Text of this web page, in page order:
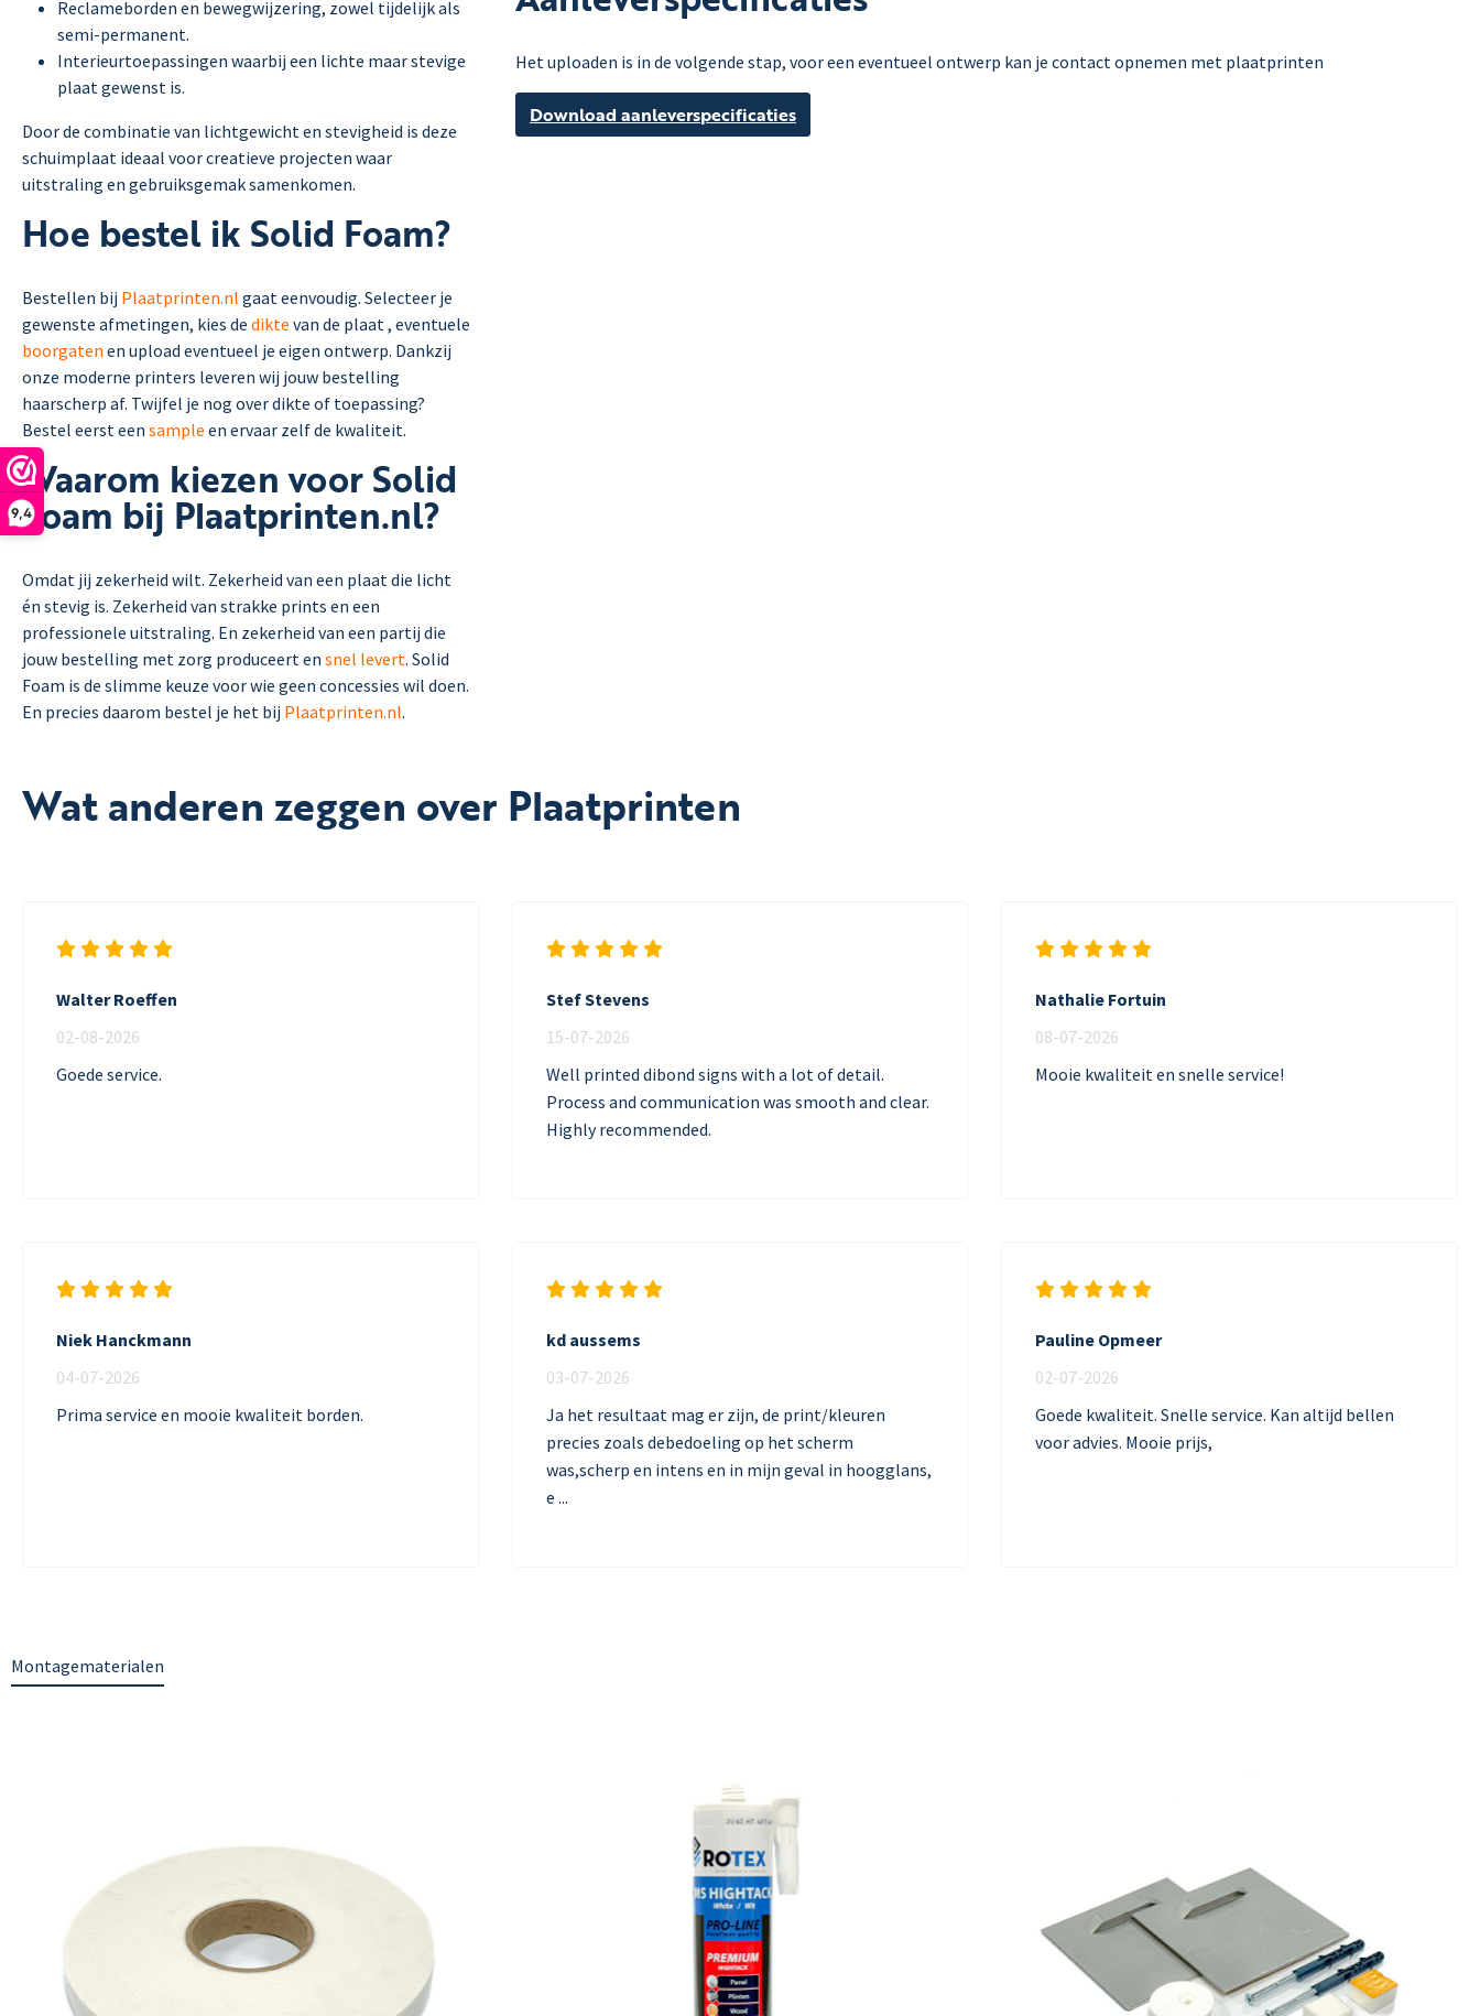
9,4
Reclameborden en bewegwijzering, zowel tijdelijk als
semi-permanent.
Interieurtoepassingen waarbij een lichte maar stevige
plaat gewenst is.
Door de combinatie van lichtgewicht en stevigheid is deze
schuimplaat ideaal voor creatieve projecten waar
uitstraling en gebruiksgemak samenkomen.
Hoe bestel ik Solid Foam?
Bestellen bij Plaatprinten.nl gaat eenvoudig. Selecteer je
gewenste afmetingen, kies de dikte van de plaat , eventuele
boorgaten en upload eventueel je eigen ontwerp. Dankzij
onze moderne printers leveren wij jouw bestelling
haarscherp af. Twijfel je nog over dikte of toepassing?
Bestel eerst een sample en ervaar zelf de kwaliteit.
Waarom kiezen voor Solid
Foam bij Plaatprinten.nl?
Omdat jij zekerheid wilt. Zekerheid van een plaat die licht
én stevig is. Zekerheid van strakke prints en een
professionele uitstraling. En zekerheid van een partij die
jouw bestelling met zorg produceert en snel levert. Solid
Foam is de slimme keuze voor wie geen concessies wil doen.
En precies daarom bestel je het bij Plaatprinten.nl.
Het uploaden is in de volgende stap, voor een eventueel ontwerp kan je contact opnemen met plaatprinten
Download aanleverspecificaties
Wat anderen zeggen over Plaatprinten
Walter Roeffen
02-08-2026
Goede service.
Stef Stevens
15-07-2026
Well printed dibond signs with a lot of detail.
Process and communication was smooth and clear.
Highly recommended.
Nathalie Fortuin
08-07-2026
Mooie kwaliteit en snelle service!
Niek Hanckmann
04-07-2026
Prima service en mooie kwaliteit borden.
kd aussems
03-07-2026
Ja het resultaat mag er zijn, de print/kleuren
precies zoals debedoeling op het scherm
was,scherp en intens en in mijn geval in hoogglans,
e ...
Pauline Opmeer
02-07-2026
Goede kwaliteit. Snelle service. Kan altijd bellen
voor advies. Mooie prijs,
Montagematerialen